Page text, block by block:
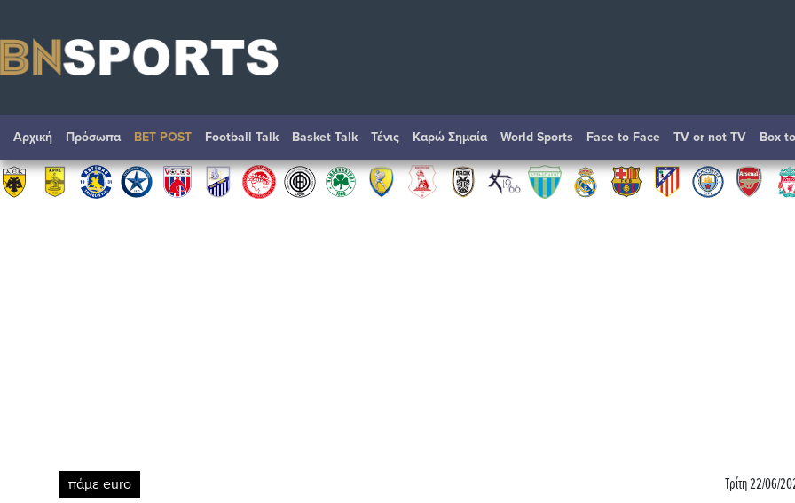
Αρχική Πρόσωπα BET POST Football Talk Basket Talk Τένις Καρώ Σημαία World Sports Face to Face TV or not TV Box
πάμε euro Τρίτη 22/06/